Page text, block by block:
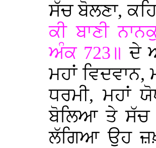
ਸੱਚ ਬੋਲਣਾ,
ਕੀ ਬਾਣੀ
ਅੰਕ 723॥ ਦੇ
ਮਹਾਂ ਵਿਦਵਾਨ,
ਧਰਮੀ, ਮਹਾਂ
ਬੋਲਿਆ ਤੇ ਸੱਚ
ਲੱਗਿਆ ਉਹ